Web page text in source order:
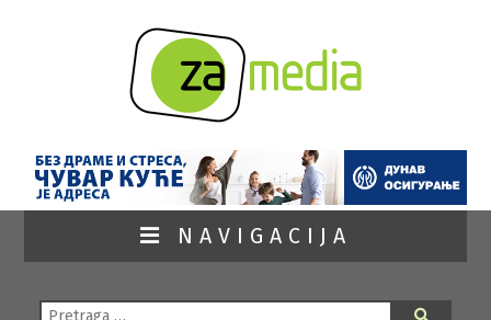
NAVIGACIJA
Pretraga: